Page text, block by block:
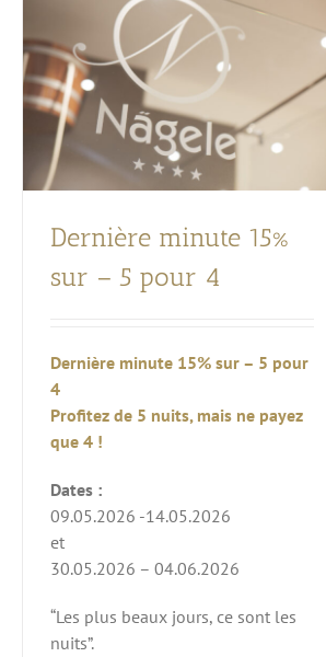
Dernière minute 15%
sur – 5 pour 4
Dernière minute 15% sur – 5 pour
4
Profitez de 5 nuits, mais ne payez
que 4 !
Dates :
09.05.2026 -14.05.2026
et
30.05.2026 – 04.06.2026
“Les plus beaux jours, ce sont les
nuits”.